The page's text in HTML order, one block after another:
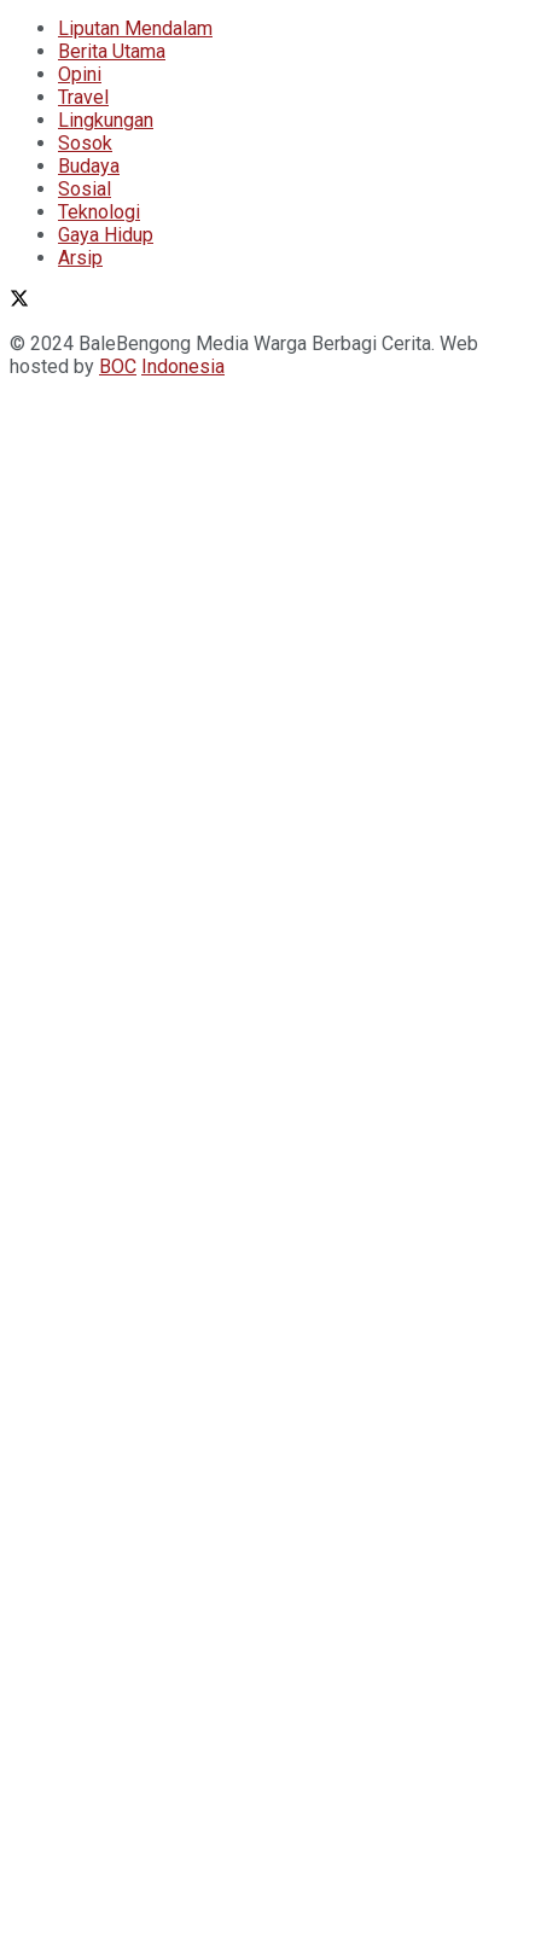
Liputan Mendalam
Berita Utama
Opini
Travel
Lingkungan
Sosok
Budaya
Sosial
Teknologi
Gaya Hidup
Arsip
© 2024 BaleBengong Media Warga Berbagi Cerita. Web
hosted by BOC Indonesia